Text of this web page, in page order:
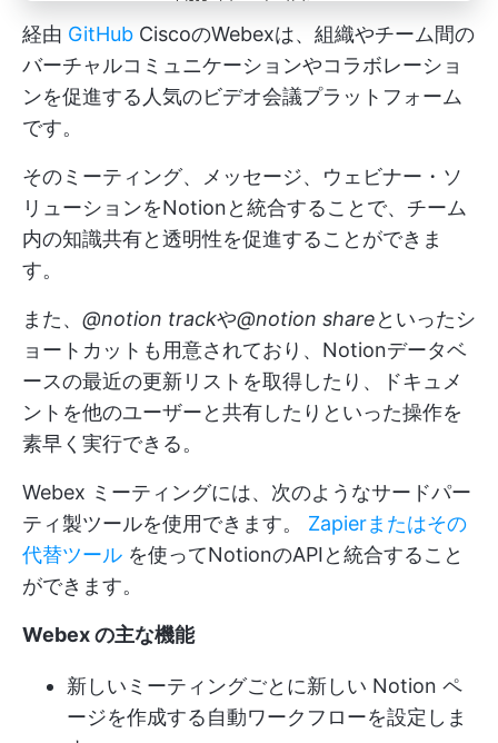
経由 GitHub CiscoのWebexは、組織やチーム間の
バーチャルコミュニケーションやコラボレーショ
ンを促進する人気のビデオ会議プラットフォーム
です。
そのミーティング、メッセージ、ウェビナー・ソ
リューションをNotionと統合することで、チーム
内の知識共有と透明性を促進することができま
す。
また、 @notion trackや@notion shareといったシ
ョートカットも用意されており、Notionデータベ
ースの最近の更新リストを取得したり、ドキュメ
ントを他のユーザーと共有したりといった操作を
素早く実行できる。
Webex ミーティングには、次のようなサードパー
ティ製ツールを使用できます。 Zapierまたはその
代替ツール を使ってNotionのAPIと統合すること
ができます。
Webex の主な機能
新しいミーティングごとに新しい Notion ペ
ージを作成する自動ワークフローを設定しま